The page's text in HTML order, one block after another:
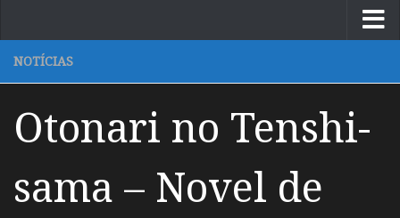
NOTÍCIAS
Otonari no Tenshi-
sama – Novel de